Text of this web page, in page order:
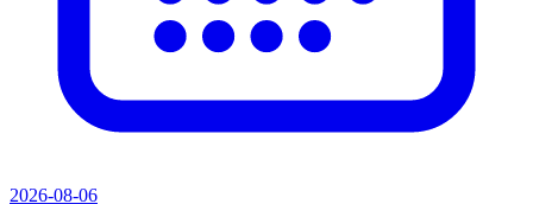
2026-08-06